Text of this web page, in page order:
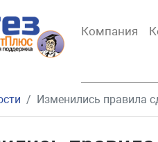
Компания
Изменились правила